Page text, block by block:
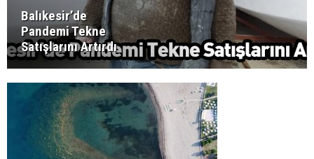
Balıkesir’de
Pandemi Tekne
Satışlarını Artırdı